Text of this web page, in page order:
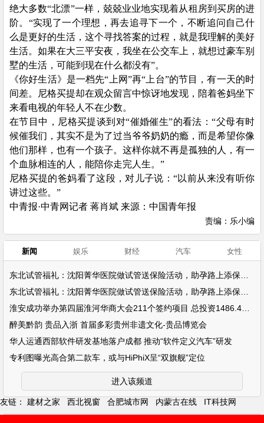
绝大多数“北漂”一样，兢兢业业地实现着从租房到买房的进
阶。“实现了一个理想，再去追寻下一个，不断追问自己什
么是更好的生活，这个寻找答案的过程，就是我理解的美好
生活。如果在大三平安夜，我坐在公交车上，就想过豪车别
墅的生活，可能到现在什么都没有”。
《你好生活》是一档先“上网”再“上台”的节目，有一天的时
间差。尼格买提却在观众留言中惊讶地发现，陪着爸妈坐下
来看电视的年轻人不在少数。
在节目中，尼格买提谈到对“催婚催生”的看法：“父母有时
候催我们，其实不是为了过当爷爷奶奶的瘾，而是希望你像
他们那样，也有一个孩子。这样你就不再是孤独的人，有一
个血脉相连的人，能陪你走完人生。”
尼格买提的爸妈看了这段，对儿子说：“以前从来没有听你
讲过这些。”
中青报·中青网记者 蒋肖斌 来源：中国青年报
责编：乐小编
新闻 娱乐 财经 汽车 女性
醉美黔韵 贵品入浙 首届多彩贵州非遗文化-贵品博览会
华人运通西部软件研发基地落户成都 推动“软件定义汽车”研发
专利图曝光高合第二款车，或与HiPhiX呈“双旗舰”定位
进入该频道
友链： 建材之家 西北视窗 合肥城市网 内蒙古在线 IT科技网